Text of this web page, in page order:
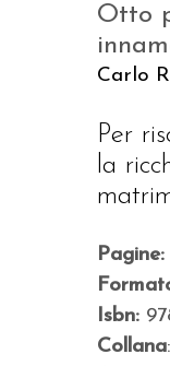
Otto
Carlo
Per
la
Pagine:
Isbn:
Collana: